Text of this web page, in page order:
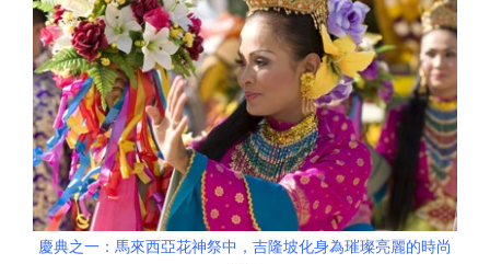
慶典之一：馬來西亞花神祭中，吉隆坡化身為璀璨亮麗的時尚